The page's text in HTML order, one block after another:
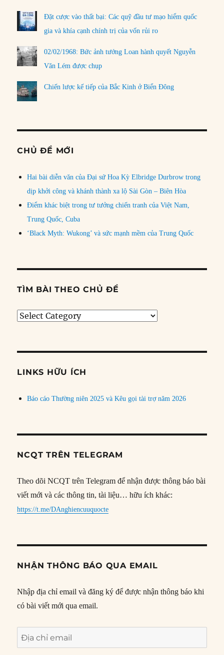
Đặt cược vào thất bại: Các quỹ đầu tư mạo hiểm quốc
gia và khía cạnh chính trị của vốn rủi ro
02/02/1968: Bức ảnh tướng Loan hành quyết Nguyễn
Văn Lém được chụp
Chiến lược kế tiếp của Bắc Kinh ở Biển Đông
CHỦ ĐỀ MỚI
Hai bài diễn văn của Đại sứ Hoa Kỳ Elbridge Durbrow trong
dịp khởi công và khánh thành xa lộ Sài Gòn – Biên Hòa
Điểm khác biệt trong tư tưởng chiến tranh của Việt Nam,
Trung Quốc, Cuba
‘Black Myth: Wukong’ và sức mạnh mềm của Trung Quốc
TÌM BÀI THEO CHỦ ĐỀ
Tìm
đề
LINKS HỮU ÍCH
Báo cáo Thường niên 2025 và Kêu gọi tài trợ năm 2026
NCQT TRÊN TELEGRAM
Theo dõi NCQT trên Telegram để nhận được thông báo bài
viết mới và các thông tin, tài liệu… hữu ích khác:
https://t.me/DAnghiencuuquocte
NHẬN THÔNG BÁO QUA EMAIL
Nhập địa chỉ email và đăng ký để được nhận thông báo khi
có bài viết mới qua email.
Địa
chỉ